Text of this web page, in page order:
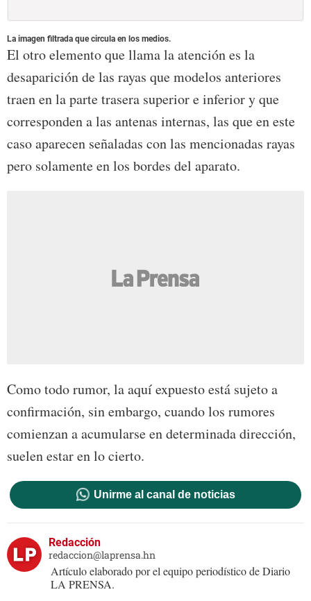
La imagen filtrada que circula en los medios.
El otro elemento que llama la atención es la
desaparición de las rayas que modelos anteriores
traen en la parte trasera superior e inferior y que
corresponden a las antenas internas, las que en este
caso aparecen señaladas con las mencionadas rayas
pero solamente en los bordes del aparato.
Como todo rumor, la aquí expuesto está sujeto a
confirmación, sin embargo, cuando los rumores
comienzan a acumularse en determinada dirección,
suelen estar en lo cierto.
Unirme al canal de noticias
Redacción
redaccion@laprensa.hn
Artículo elaborado por el equipo periodístico de Diario
LA PRENSA.